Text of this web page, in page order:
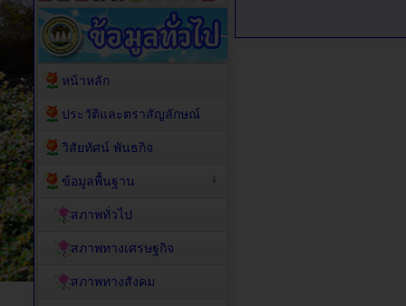
หน้าหลัก
ประวัติและตราสัญลักษณ์
วิสัยทัศน์ พันธกิจ
ข้อมูลพื้นฐาน
สภาพทั่วไป
สภาพทางเศรษฐกิจ
สภาพทางสังคม